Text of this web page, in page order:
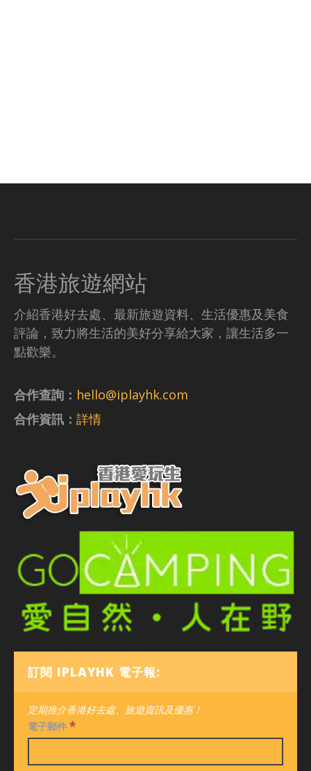
香港旅遊網站
介紹香港好去處、最新旅遊資料、生活優惠及美食
評論，致力將生活的美好分享給大家，讓生活多一
點歡樂。
合作查詢： hello@iplayhk.com
合作資訊： 詳情
訂閱 IPLAYHK 電子報:
定期推介香港好去處、旅遊資訊及優惠！
電子郵件 *